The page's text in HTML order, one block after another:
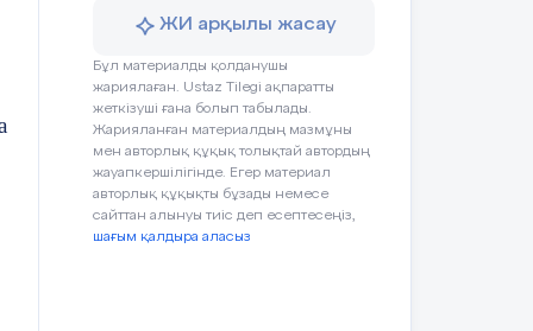
ЖИ арқылы жасау
Бұл материалды қолданушы
жариялаған. Ustaz Tilegi ақпаратты
жеткізуші ғана болып табылады.
Жарияланған материалдың мазмұны
мен авторлық құқық толықтай автордың
жауапкершілігінде. Егер материал
авторлық құқықты бұзады немесе
сайттан алынуы тиіс деп есептесеңіз,
шағым қалдыра аласыз